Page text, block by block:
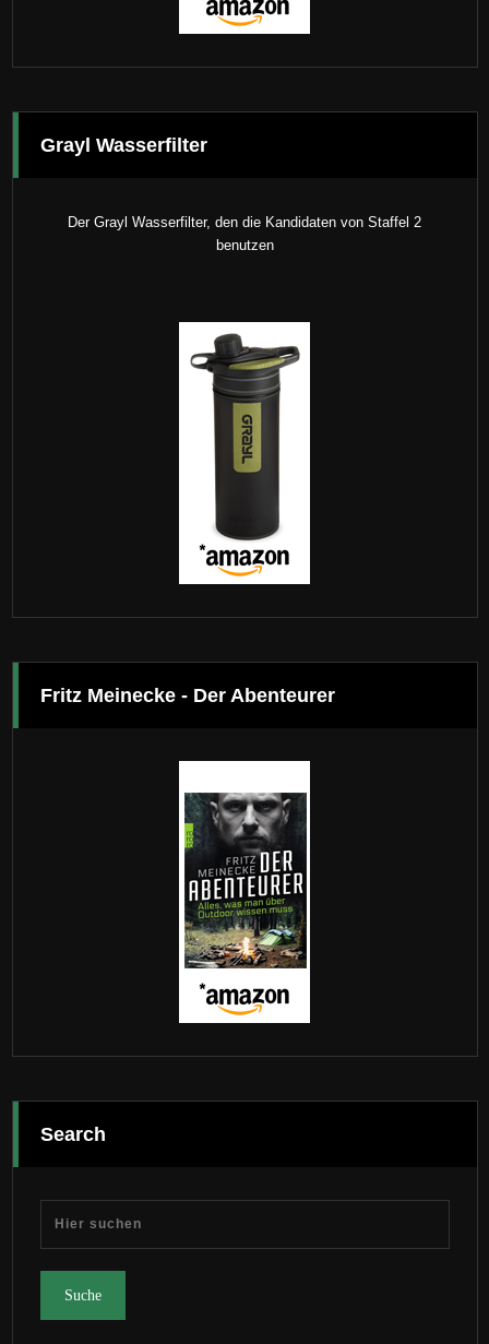
Grayl Wasserfilter
Der Grayl Wasserfilter, den die Kandidaten von Staffel 2
benutzen
Fritz Meinecke - Der Abenteurer
Search